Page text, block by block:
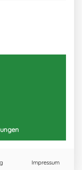
du,
für die eine
Impressum